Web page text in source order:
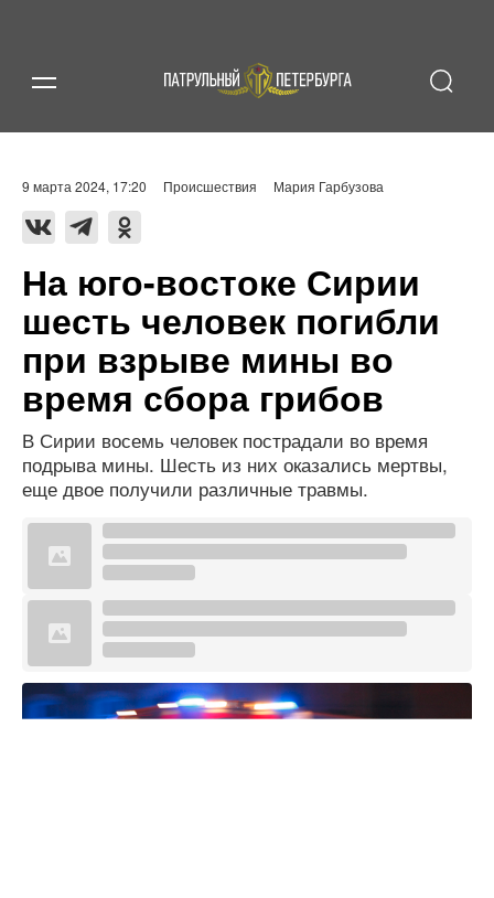
9 марта 2024, 17:20 Происшествия Мария Гарбузова
На юго-востоке Сирии
шесть человек погибли
при взрыве мины во
время сбора грибов
В Сирии восемь человек пострадали во время
подрыва мины. Шесть из них оказались мертвы,
еще двое получили различные травмы.